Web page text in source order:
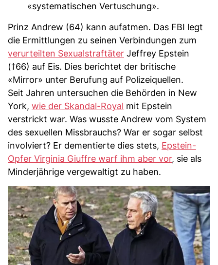
«systematischen Vertuschung».
Prinz Andrew (64) kann aufatmen. Das FBI legt
die Ermittlungen zu seinen Verbindungen zum
verurteilten Sexualstraftäter Jeffrey Epstein
(†66) auf Eis. Dies berichtet der britische
«Mirror» unter Berufung auf Polizeiquellen.
Seit Jahren untersuchen die Behörden in New
York, wie der Skandal-Royal mit Epstein
verstrickt war. Was wusste Andrew vom System
des sexuellen Missbrauchs? War er sogar selbst
involviert? Er dementierte dies stets, Epstein-
Opfer Virginia Giuffre warf ihm aber vor, sie als
Minderjährige vergewaltigt zu haben.